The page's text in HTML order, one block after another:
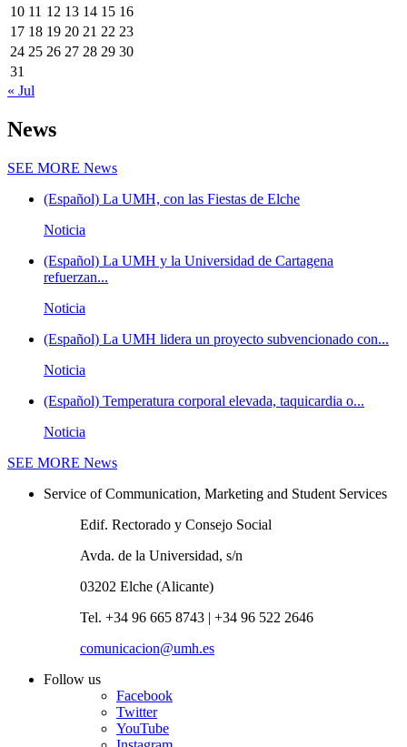
10 11 12 13 14 15 16
17 18 19 20 21 22 23
24 25 26 27 28 29 30
31
« Jul
News
SEE MORE News
(Español) La UMH, con las Fiestas de Elche
Noticia
(Español) La UMH y la Universidad de Cartagena
refuerzan...
Noticia
(Español) La UMH lidera un proyecto subvencionado con...
Noticia
(Español) Temperatura corporal elevada, taquicardia o...
Noticia
SEE MORE News
Service of Communication, Marketing and Student Services
Edif. Rectorado y Consejo Social
Avda. de la Universidad, s/n
03202 Elche (Alicante)
Tel. +34 96 665 8743 | +34 96 522 2646
comunicacion@umh.es
Follow us
Facebook
Twitter
YouTube